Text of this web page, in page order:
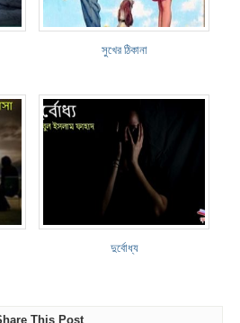
সুখের ঠিকানা
দুর্বোধ্য
This Post